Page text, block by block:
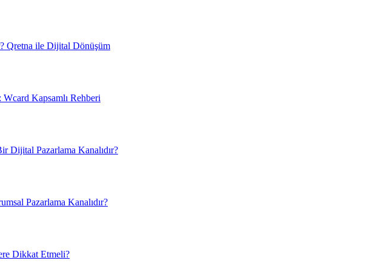
Qretna ile Dijital Dönüşüm
Kapsamlı Rehberi
Dijital Pazarlama Kanalıdır?
Pazarlama Kanalıdır?
Dikkat Etmeli?